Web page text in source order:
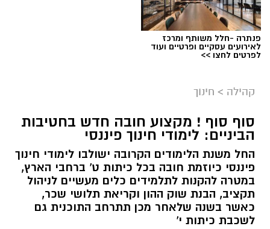
פנתרה -חלל משותף ומרכז
לאירועים עסקיים ופרטיים ועוד
לפרטים לחצו >>
קהילה > חינוך
סוף סוף ! מקצוע חובה חדש בחטיבות
הביניים: לימודי חינוך פיננסי
החל משנת הלימודים הקרובה ישולבו לימודי חינוך
פיננסי כיוזמת חובה בכל כיתות ט' ברחבי הארץ,
במטרה להקנות לתלמידים כלים מעשיים לניהול
תקציב, הבנת שוק ההון וקריאת תלושי שכר,
כאשר בשנה שלאחר מכן תתרחב התוכנית גם
לשכבת כיתות י'